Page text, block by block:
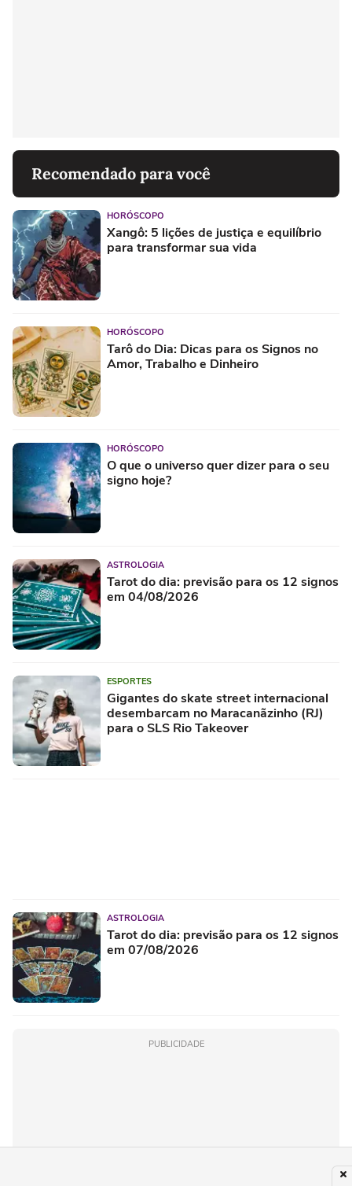
Recomendado para você
HORÓSCOPO
Xangô: 5 lições de justiça e equilíbrio
para transformar sua vida
HORÓSCOPO
Tarô do Dia: Dicas para os Signos no
Amor, Trabalho e Dinheiro
HORÓSCOPO
O que o universo quer dizer para o seu
signo hoje?
ASTROLOGIA
Tarot do dia: previsão para os 12 signos
em 04/08/2026
ESPORTES
Gigantes do skate street internacional
desembarcam no Maracanãzinho (RJ)
para o SLS Rio Takeover
ASTROLOGIA
Tarot do dia: previsão para os 12 signos
em 07/08/2026
PUBLICIDADE